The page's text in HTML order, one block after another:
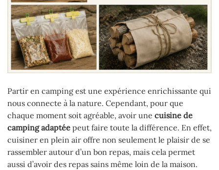
Partir en camping est une expérience enrichissante qui
nous connecte à la nature. Cependant, pour que
chaque moment soit agréable, avoir une cuisine de
camping adaptée peut faire toute la différence. En effet,
cuisiner en plein air offre non seulement le plaisir de se
rassembler autour d’un bon repas, mais cela permet
aussi d’avoir des repas sains même loin de la maison.